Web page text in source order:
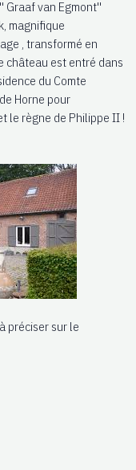
Graaf van Egmont''
magnifique
, transformé en
château est entré dans
du Comte
Horne pour
le règne de Philippe II !
préciser sur le